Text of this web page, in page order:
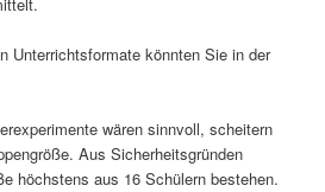
Unterrichtsformate könnten Sie in der
wären sinnvoll, scheitern
Aus Sicherheitsgründen
höchstens aus 16 Schülern bestehen.